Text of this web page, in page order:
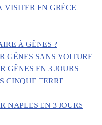
VISITER EN GRÈCE
À GÊNES ?
GÊNES SANS VOITURE
GÊNES EN 3 JOURS
CINQUE TERRE
NAPLES EN 3 JOURS